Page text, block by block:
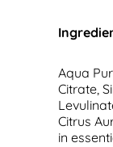
Aqua
Citrate,
Citrus
in